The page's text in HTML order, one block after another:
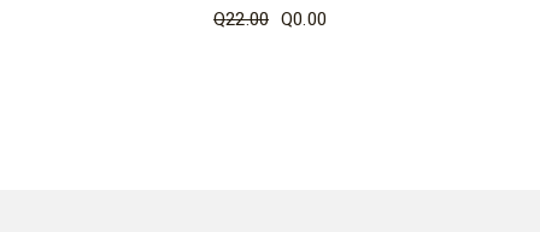
Q22.00 Q0.00